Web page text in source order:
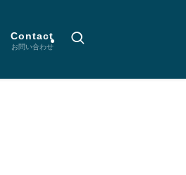
Contact
お問い合わせ